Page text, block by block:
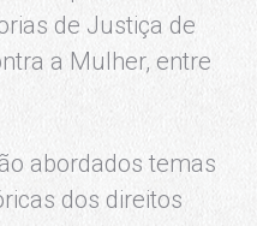
de Justiça de
a Mulher, entre
abordados temas
dos direitos